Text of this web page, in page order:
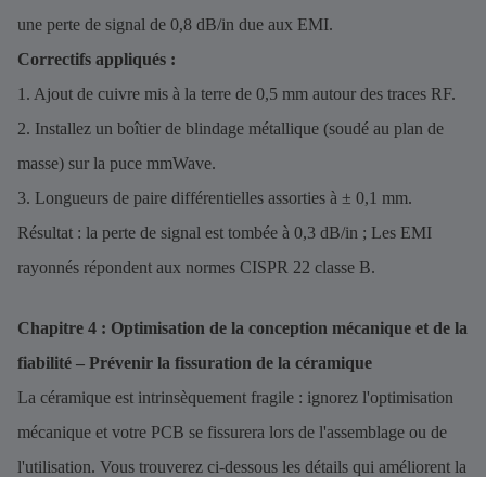
une perte de signal de 0,8 dB/in due aux EMI.
Correctifs appliqués :
1. Ajout de cuivre mis à la terre de 0,5 mm autour des traces RF.
2. Installez un boîtier de blindage métallique (soudé au plan de
masse) sur la puce mmWave.
3. Longueurs de paire différentielles assorties à ± 0,1 mm.
Résultat : la perte de signal est tombée à 0,3 dB/in ; Les EMI
rayonnés répondent aux normes CISPR 22 classe B.
Chapitre 4 : Optimisation de la conception mécanique et de la
fiabilité – Prévenir la fissuration de la céramique
La céramique est intrinsèquement fragile : ignorez l'optimisation
mécanique et votre PCB se fissurera lors de l'assemblage ou de
l'utilisation. Vous trouverez ci-dessous les détails qui améliorent la